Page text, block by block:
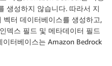
생성하지 않습니다. 따라서 지
터 데이터베이스를 생성하고,
덱스 필드 및 메타데이터 필드
터베이스는 Amazon Bedrock